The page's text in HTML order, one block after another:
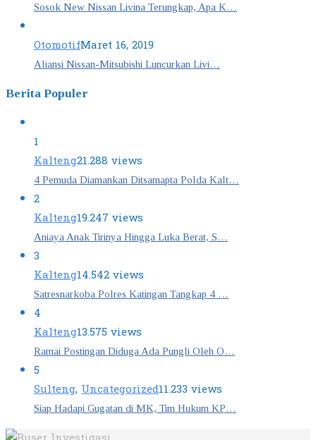
Sosok New Nissan Livina Terungkap, Apa K…
OtomotifMaret 16, 2019
Aliansi Nissan-Mitsubishi Luncurkan Livi…
Berita Populer
1
Kalteng21.288 views
4 Pemuda Diamankan Ditsamapta Polda Kalt…
2
Kalteng19.247 views
Aniaya Anak Tirinya Hingga Luka Berat, S…
3
Kalteng14.542 views
Satresnarkoba Polres Katingan Tangkap 4 …
4
Kalteng13.575 views
Ramai Postingan Diduga Ada Pungli Oleh O…
5
Sulteng,Uncategorized11.233 views
Siap Hadapi Gugatan di MK, Tim Hukum KP…